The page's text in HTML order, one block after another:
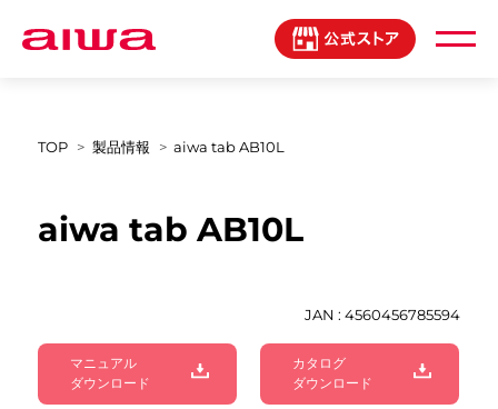
製品登録マイページ
TOP 製品情報 aiwa tab AB10L
JAN : 4560456785594
aiwa tab AB10L
マニュアル
ダウンロード
カタログ
ダウンロード